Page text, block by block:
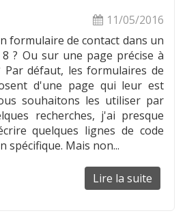
11/05/2016
formulaire de contact dans un
? Ou sur une page précise à
défaut, les formulaires de
d'une page qui leur est
souhaitons les utiliser par
recherches, j'ai presque
quelques lignes de code
spécifique. Mais non...
Lire la suite